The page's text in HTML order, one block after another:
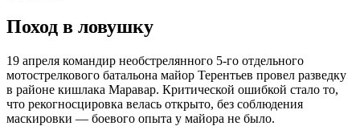
Поход в ловушку
19 апреля командир необстрелянного 5-го отдельного
мотострелкового батальона майор Терентьев провел разведку
в районе кишлака Маравар. Критической ошибкой стало то,
что рекогносцировка велась открыто, без соблюдения
маскировки — боевого опыта у майора не было.